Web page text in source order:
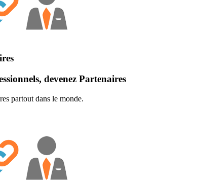
devenez Partenaires
partout dans le monde.